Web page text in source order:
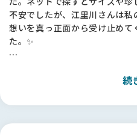
た。掲載基準もきちんと公開
る」と思えました🌸
本当に、いいブリーダーさん
不安でしたが、江里川さんは
想いを真っ正面から受け止め
た。✨
て元気いっぱい！抱っこした
え後も里帰りをさせていただ
のがとても心強いです。🐶
続